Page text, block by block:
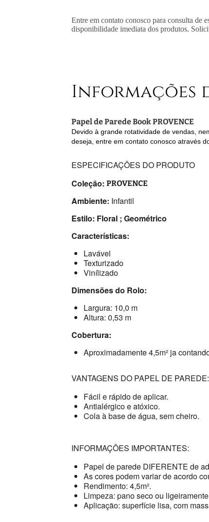
Entre em contato conosco para consulta de
disponibilidade imediata dos produtos.
Informações
Papel de Parede Book PROVENCE
Devido à grande rotatividade de vendas,
deseja, entre em contato conosco através
ESPECIFICAÇÕES DO PRODUTO
Coleção: PROVENCE
Ambiente: Infantil
Estilo: Floral ; Geométrico
Características:
Lavável
Texturizado
Vinílizado
Dimensões do Rolo:
Largura: 10,0 m
Altura: 0,53 m
Cobertura:
Aproximadamente 4,5m² ja
VANTAGENS DO PAPEL DE PAREDE:
Fácil e rápido de aplicar.
Antialérgico e atóxico.
Cola à base de água, sem cheiro.
INFORMAÇÕES IMPORTANTES:
Papel de parede DIFERENTE de
As cores podem variar de acordo
Rendimento: 4,5m².
Limpeza: pano seco ou
Aplicação: superfície lisa, com